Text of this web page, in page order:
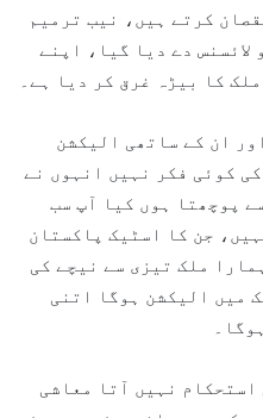
کرتے ہیں، نیب ترمیم
دے دیا گیا، اپنے
کا بیڑہ غرق کر دیا ہے۔
ان کے ساتھی الیکشن
کوئی فکر نہیں انہوں نے
پوچھتا ہوں کیا آپ سب
جن کا اسٹیک پاکستان
ملک تیزی سے نیچے کی
میں الیکشن ہوگا اتنی
نہیں آتا معاشی